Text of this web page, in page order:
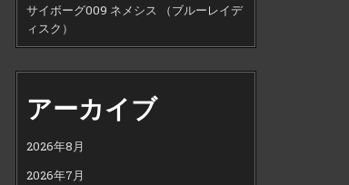
サイボーグ009 ネメシス （ブルーレイデ
ィスク）
アーカイブ
2026年8月
2026年7月